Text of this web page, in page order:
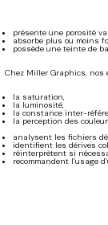
présente une porosité
absorbe plus ou moins
possède une teinte de
Chez Miller Graphics, nos
la saturation,
la luminosité,
la constance inter-
la perception des
analysent les fichiers
identifient les dérives
réinterprètent si
recommandent l’usage